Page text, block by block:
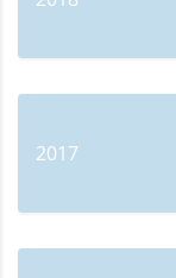
2017